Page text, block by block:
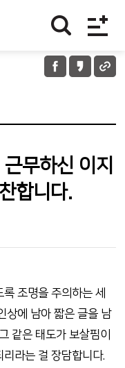
무하신 이지
합니다.
조명을 주의하는 세
상에 남아 짧은 글을 남
같은 태도가 보살핌이
라는 걸 장담합니다.